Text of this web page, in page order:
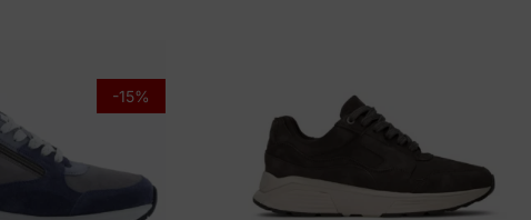
-15%